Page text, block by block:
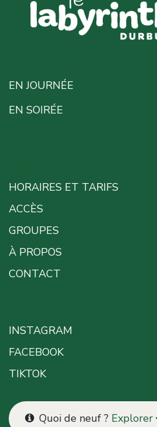
EN JOURNÉE
EN SOIRÉE
HORAIRES ET TARIFS
ACCÈS
GROUPES
À PROPOS
CONTACT
INSTAGRAM
FACEBOOK
TIKTOK
Quoi de neuf ? Explorer